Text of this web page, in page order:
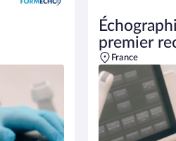
premier
France